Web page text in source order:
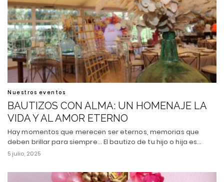
Nuestros eventos
BAUTIZOS CON ALMA: UN HOMENAJE LA
VIDA Y AL AMOR ETERNO
Hay momentos que merecen ser eternos, memorias que
deben brillar para siempre... El bautizo de tu hijo o hija es…
5 julio, 2025